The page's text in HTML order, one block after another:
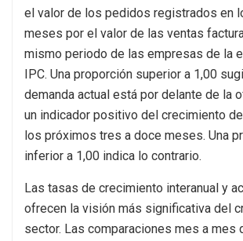
el valor de los pedidos registrados en
meses por el valor de las ventas
mismo periodo de las empresas de la
IPC. Una proporción superior a 1,00
demanda actual está por delante de la
un indicador positivo del crecimiento
los próximos tres a doce meses. Una
inferior a 1,00 indica lo contrario.
Las tasas de crecimiento interanual y
ofrecen la visión más significativa del
sector. Las comparaciones mes a mes